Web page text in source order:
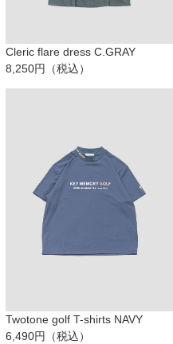
Cleric flare dress C.GRAY
8,250円（税込）
Twotone golf T-shirts NAVY
6,490円（税込）